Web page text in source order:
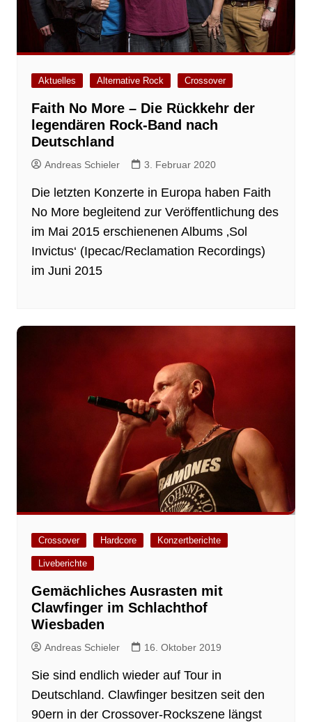
Aktuelles Alternative Rock Crossover
Faith No More – Die Rückkehr der
legendären Rock-Band nach
Deutschland
Andreas Schieler 3. Februar 2020
Die letzten Konzerte in Europa haben Faith
No More begleitend zur Veröffentlichung des
im Mai 2015 erschienenen Albums ‚Sol
Invictus‘ (Ipecac/Reclamation Recordings)
im Juni 2015
Crossover Hardcore Konzertberichte
Liveberichte
Gemächliches Ausrasten mit
Clawfinger im Schlachthof
Wiesbaden
Andreas Schieler 16. Oktober 2019
Sie sind endlich wieder auf Tour in
Deutschland. Clawfinger besitzen seit den
90ern in der Crossover-Rockszene längst